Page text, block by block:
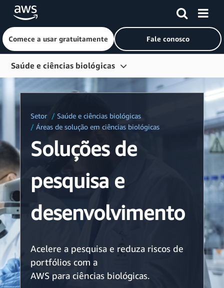
Pular para o conteúdo principal
Comece a usar gratuitamente Fale conosco
Saúde e ciências biológicas
Soluções
Tecnologia
Estudos de caso
Parceiros
Setor
Saúde e ciências biológicas
Áreas de solução em ciências biológicas
Soluções de
pesquisa e
desenvolvimento
Acelere a pesquisa e reduza riscos de
portfólios com a
AWS para ciências biológicas.